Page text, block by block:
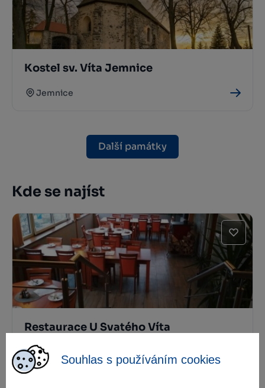
Souhlas s používáním cookies
Kostel sv. Víta Jemnice
Jemnice
Další památky
Kde se najíst
Restaurace U Svatého Víta
Jemnice